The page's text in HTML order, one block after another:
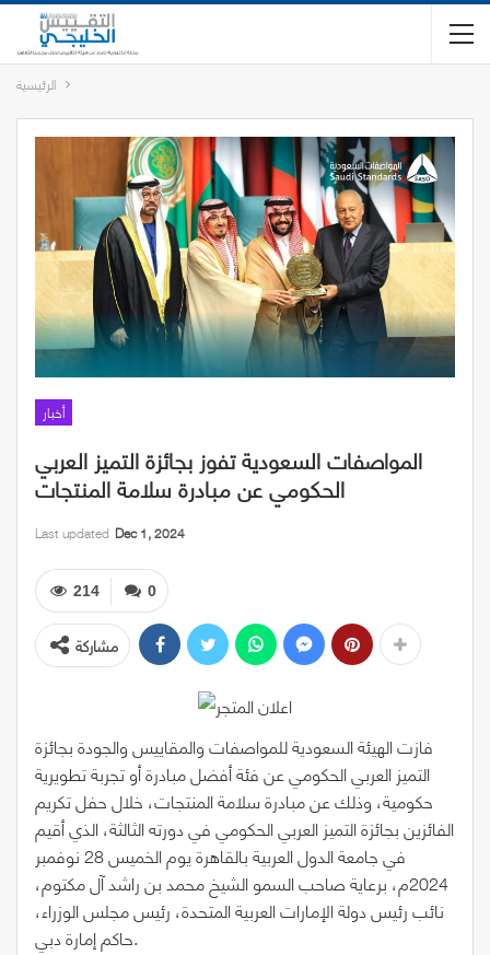
الرئيسية
أخبار
المواصفات السعودية تفوز بجائزة التميز العربي
الحكومي عن مبادرة سلامة المنتجات
Last updated Dec 1, 2024
0
214
مشاركة
فازت الهيئة السعودية للمواصفات والمقاييس والجودة بجائزة
التميز العربي الحكومي عن فئة أفضل مبادرة أو تجربة تطويرية
حكومية، وذلك عن مبادرة سلامة المنتجات، خلال حفل تكريم
الفائزين بجائزة التميز العربي الحكومي في دورته الثالثة، الذي أقيم
في جامعة الدول العربية بالقاهرة يوم الخميس 28 نوفمبر
2024م، برعاية صاحب السمو الشيخ محمد بن راشد آل مكتوم،
نائب رئيس دولة الإمارات العربية المتحدة، رئيس مجلس الوزراء،
حاكم إمارة دبي.